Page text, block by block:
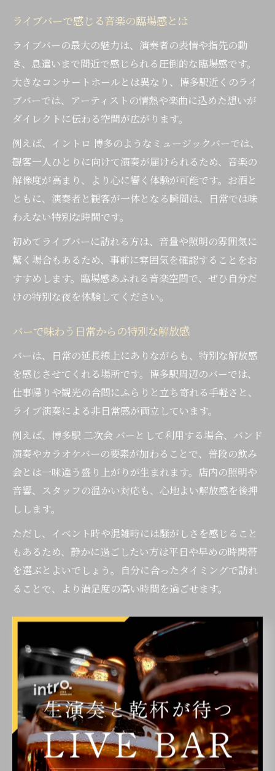
ライブバーで感じる音楽の臨場感とは
ライブバーの最大の魅力は、演奏者の表情や指先の動
き、息遣いまで間近で感じられる圧倒的な臨場感です。
大きなコンサートホールとは異なり、博多駅近くのライ
ブバーでは、アーティストの情熱や楽曲に込めた想いが
ダイレクトに伝わる空間が広がります。
例えば、イントロ 博多のようなミュージックバーでは、
観客一人ひとりに向けて演奏が届けられるため、音楽の
解像度が高まり、より心に響く体験が可能です。お酒と
ともに、演奏者と観客が一体となる瞬間は、日常では味
わえない特別な時間です。
初めてライブバーに訪れる方は、音量や照明の雰囲気に
驚く場合もあるため、事前に雰囲気を確認することをお
すすめします。臨場感あふれる音楽空間で、ぜひ自分だ
けの特別な夜を体験してください。
バーで味わう日常からの特別な解放感
バーは、日常の延長線上にありながらも、特別な解放感
を感じさせてくれる場所です。博多駅周辺のバーでは、
仕事帰りや観光の合間にふらりと立ち寄れる手軽さと、
ライブ演奏による非日常感が両立しています。
例えば、博多駅 二次会 バーとして利用する場合、バンド
演奏やカラオケバーの要素が加わることで、普段の飲み
会とは一味違う盛り上がりが生まれます。店内の照明や
音響、スタッフの温かい対応も、心地よい解放感を後押
しします。
ただし、イベント時や混雑時には騒がしさを感じること
もあるため、静かに過ごしたい方は平日や早めの時間帯
を選ぶとよいでしょう。自分に合ったタイミングで訪れ
ることで、より満足度の高い時間を過ごせます。
博多駅近バーで友人と楽しむ音楽の夜
博多駅近くのバーは、友人同士で音楽を楽しむのに最適
なスポットです。アクセスの良さから、仕事終わりや観
光後の集合もスムーズで、気軽に集まれるのが大きな魅
力です。
例えば、博多 ライブバーやカラオケバーでは、バンドの
生演奏を聴きながら会話を楽しんだり、イベント時には
一緒に歌って盛り上がることもできます。Intro 博多の